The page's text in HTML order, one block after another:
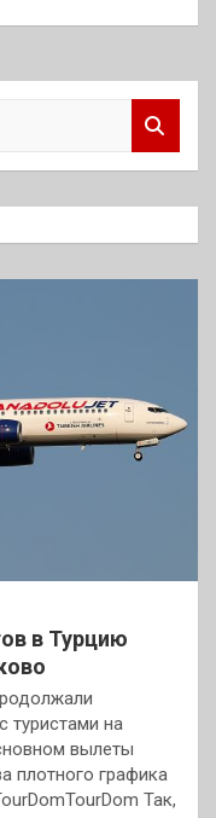
в Турцию
туристами на
вылеты
плотного графика
Так,